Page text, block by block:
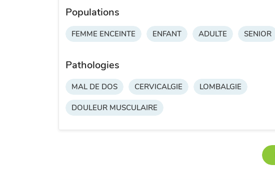
Populations
FEMME ENCEINTE ENFANT ADULTE SENIOR
Pathologies
MAL DE DOS CERVICALGIE LOMBALGIE
DOULEUR MUSCULAIRE